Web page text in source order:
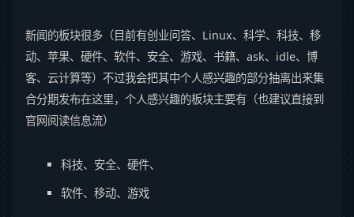
新闻的板块很多（目前有创业问答、Linux、科学、科技、移
动、苹果、硬件、软件、安全、游戏、书籍、ask、idle、博
客、云计算等）不过我会把其中个人感兴趣的部分抽离出来集
合分期发布在这里，个人感兴趣的板块主要有（也建议直接到
官网阅读信息流）
科技、安全、硬件、
软件、移动、游戏